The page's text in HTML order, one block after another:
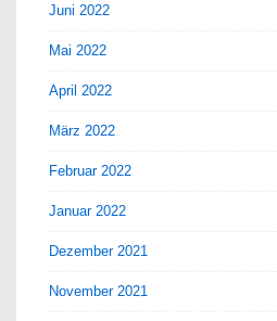
Juni 2022
Mai 2022
April 2022
März 2022
Februar 2022
Januar 2022
Dezember 2021
November 2021